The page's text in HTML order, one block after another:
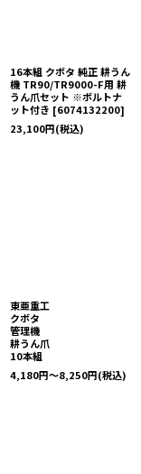
16本組 クボタ 純正 耕うん
機 TR90/TR9000-F用 耕
うん爪セット ※ボルトナ
ット付き [6074132200]
23,100円(税込)
東亜重工
クボタ
管理機
耕うん爪
10本組
4,180円～8,250円(税込)